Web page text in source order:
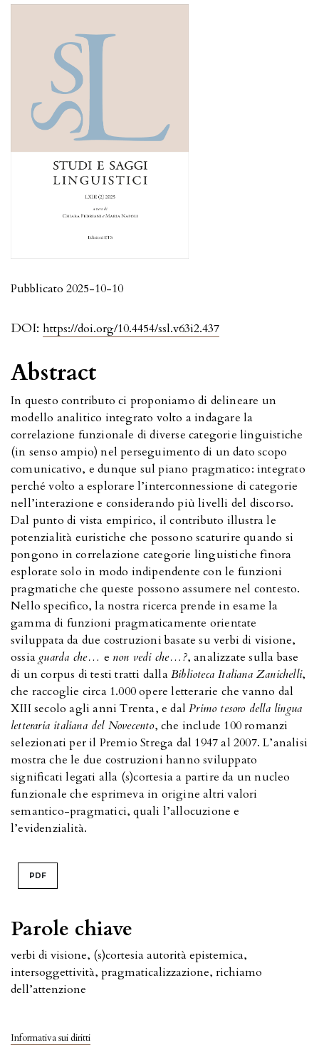
DOI: https://doi.org/10.4454/ssl.v63i2.437
Pubblicato 2025-10-10
Parole chiave
verbi di visione, (s)cortesia autorità epistemica,
intersoggettività, pragmaticalizzazione, richiamo
dell’attenzione
Informativa sui diritti
Abstract
In questo contributo ci proponiamo di delineare un
modello analitico integrato volto a indagare la
correlazione funzionale di diverse categorie linguistiche
(in senso ampio) nel perseguimento di un dato scopo
comunicativo, e dunque sul piano pragmatico: integrato
perché volto a esplorare l’interconnessione di categorie
nell’interazione e considerando più livelli del discorso.
Dal punto di vista empirico, il contributo illustra le
potenzialità euristiche che possono scaturire quando si
pongono in correlazione categorie linguistiche finora
esplorate solo in modo indipendente con le funzioni
pragmatiche che queste possono assumere nel contesto.
Nello specifico, la nostra ricerca prende in esame la
gamma di funzioni pragmaticamente orientate
sviluppata da due costruzioni basate su verbi di visione,
ossia guarda che… e non vedi che…?, analizzate sulla base
di un corpus di testi tratti dalla Biblioteca Italiana Zanichelli,
che raccoglie circa 1.000 opere letterarie che vanno dal
XIII secolo agli anni Trenta, e dalPrimo tesoro della lingua
letteraria italiana del Novecento, che include 100 romanzi
selezionati per il Premio Strega dal 1947 al 2007. L’analisi
mostra che le due costruzioni hanno sviluppato
significati legati alla (s)cortesia a partire da un nucleo
funzionale che esprimeva in origine altri valori
semantico-pragmatici, quali l’allocuzione e
l’evidenzialità.
PDF